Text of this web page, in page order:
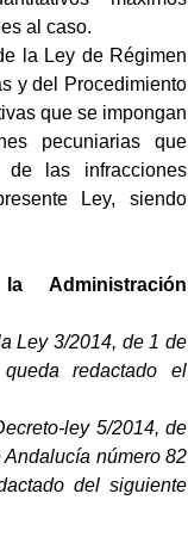
al caso.
la Ley de Régimen
y del Procedimiento
que se impongan
pecuniarias que
de las infracciones
Ley, siendo
Administración
Ley 3/2014, de 1 de
redactado el
ley 5/2014, de
número 82
del siguiente